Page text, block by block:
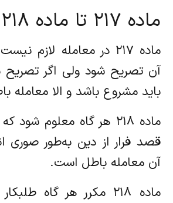
ماده ۲۱۷ تا ماده ۲۱۸
ماده ۲۱۷ در معامله
آن تصریح شود ولی اگر
باید مشروع باشد و الا معامله
ماده ۲۱۸ هر گاه معلوم شود
قصد فرار از دین به‌طور صوری
آن معامله باطل است.
ماده ۲۱۸ مکرر هر گاه